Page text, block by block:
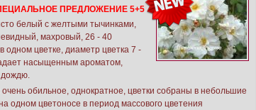
ПРЕДЛОЖЕНИЕ 5+5
белый с желтыми тычинками,
махровый, 26 - 40
одном цветке, диаметр цветка 7 -
насыщенным ароматом,
дождю.
очень обильное, однократное, цветки собраны в небольшие
одном цветоносе в период массового цветения